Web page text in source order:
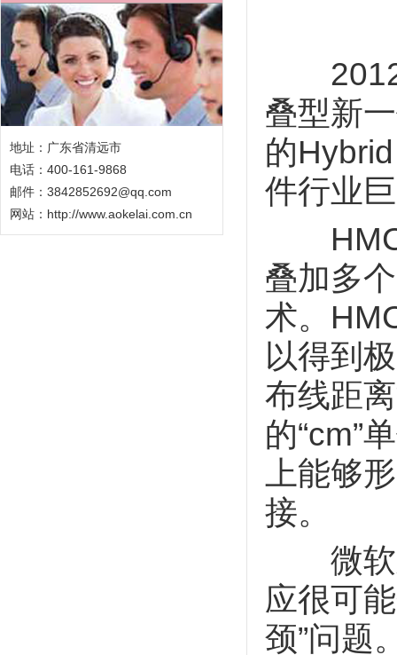
地址：广东省清远市
电话：400-161-9868
邮件：3842852692@qq.com
网站： http://www.aokelai.com.cn
2012
叠型新
的
件行业
HMC
叠加多
术。
以得到
布线距
的“cm”
上能够
接。
微软
应很可
颈”问题